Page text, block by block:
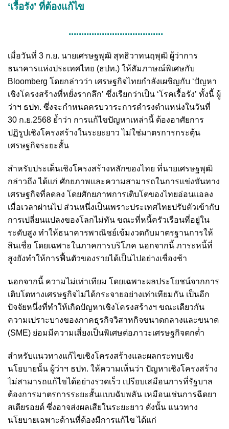
‘เรื้อรัง’ ที่ต้องแก้ไข
.....................................
เมื่อวันที่ 3 ก.ย. นายเศรษฐพุฒิ สุทธิวาทนฤพุฒิ ผู้ว่าการ
ธนาคารแห่งประเทศไทย (ธปท.) ให้สัมภาษณ์พิเศษกับ
Bloomberg โดยกล่าวว่า เศรษฐกิจไทยกำลังเผชิญกับ ‘ปัญหา
เชิงโครงสร้างที่หยั่งรากลึก’ ซึ่งเรียกว่าเป็น ‘โรคเรื้อรัง’ ทั้งนี้ ผู้
ว่าฯ ธปท. ซึ่งจะกำหนดครบวาระการดำรงตำแหน่งในวันที่
30 ก.ย.2568 ย้ำว่า การแก้ไขปัญหาเหล่านี้ ต้องอาศัยการ
ปฏิรูปเชิงโครงสร้างในระยะยาว ไม่ใช่มาตรการกระตุ้น
เศรษฐกิจระยะสั้น
สำหรับประเด็นเชิงโครงสร้างหลักของไทย ที่นายเศรษฐพุฒิ
กล่าวถึงได้แก่ ศักยภาพและความสามารถในการแข่งขันทาง
เศรษฐกิจที่ลดลง โดยศักยภาพการเติบโตของไทยอ่อนแอลง
เมื่อเวลาผ่านไป ส่วนหนึ่งเป็นเพราะประเทศไทยปรับตัวเข้ากับ
การเปลี่ยนแปลงของโลกไม่ทัน ขณะที่หนี้ครัวเรือนที่อยู่ใน
ระดับสูง ทำให้ธนาคารพาณิชย์เข้มงวดกับมาตรฐานการให้
สินเชื่อ โดยเฉพาะในภาคการบริโภค นอกจากนี้ ภาระหนี้ที่
สูงยังทำให้การฟื้นตัวของรายได้เป็นไปอย่างเชื่องช้า
นอกจากนี้ ความไม่เท่าเทียม โดยเฉพาะผลประโยชน์จากการ
เติบโตทางเศรษฐกิจไม่ได้กระจายอย่างเท่าเทียมกัน เป็นอีก
ปัจจัยหนึ่งที่ทำให้เกิดปัญหาเชิงโครงสร้างฯ ขณะเดียวกัน
ความเปราะบางของภาคธุรกิจวิสาหกิจขนาดกลางและขนาด
(SME) ย่อมมีความเสี่ยงเป็นพิเศษต่อภาวะเศรษฐกิจตกต่ำ
สำหรับแนวทางแก้ไขเชิงโครงสร้างและผลกระทบเชิง
นโยบายนั้น ผู้ว่าฯ ธปท. ให้ความเห็นว่า ปัญหาเชิงโครงสร้าง
ไม่สามารถแก้ไขได้อย่างรวดเร็ว เปรียบเสมือนการที่รัฐบาล
ต้องการมาตรการระยะสั้นแบบฉับพลัน เหมือนเช่นการฉีดยา
สเตียรอยด์ ซึ่งอาจส่งผลเสียในระยะยาว ดังนั้น แนวทาง
นโยบายเฉพาะด้านที่ต้องมีการแก้ไข ได้แก่